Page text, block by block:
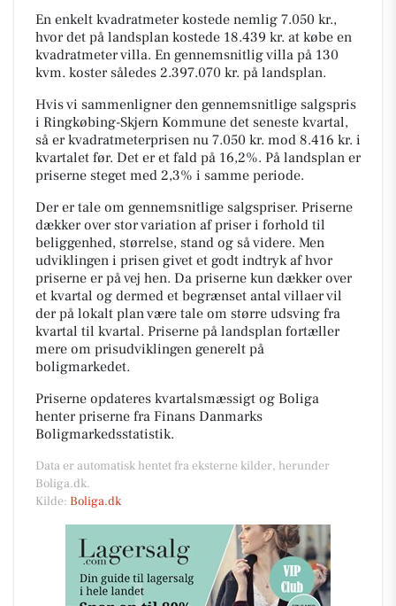
En enkelt kvadratmeter kostede nemlig 7.050 kr.,
hvor det på landsplan kostede 18.439 kr. at købe en
kvadratmeter villa. En gennemsnitlig villa på 130
kvm. koster således 2.397.070 kr. på landsplan.
Hvis vi sammenligner den gennemsnitlige salgspris
i Ringkøbing-Skjern Kommune det seneste kvartal,
så er kvadratmeterprisen nu 7.050 kr. mod 8.416 kr. i
kvartalet før. Det er et fald på 16,2%. På landsplan er
priserne steget med 2,3% i samme periode.
Der er tale om gennemsnitlige salgspriser. Priserne
dækker over stor variation af priser i forhold til
beliggenhed, størrelse, stand og så videre. Men
udviklingen i prisen givet et godt indtryk af hvor
priserne er på vej hen. Da priserne kun dækker over
et kvartal og dermed et begrænset antal villaer vil
der på lokalt plan være tale om større udsving fra
kvartal til kvartal. Priserne på landsplan fortæller
mere om prisudviklingen generelt på
boligmarkedet.
Priserne opdateres kvartalsmæssigt og Boliga
henter priserne fra Finans Danmarks
Boligmarkedsstatistik.
Data er automatisk hentet fra eksterne kilder, herunder
Boliga.dk.
Kilde: Boliga.dk